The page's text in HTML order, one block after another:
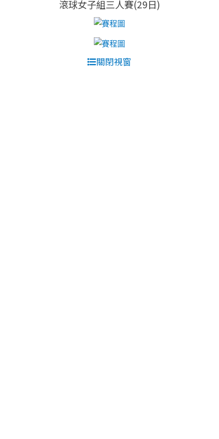
滾球女子組三人賽(29日)
關閉視窗